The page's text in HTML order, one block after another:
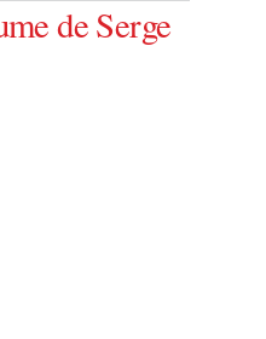
de Serge